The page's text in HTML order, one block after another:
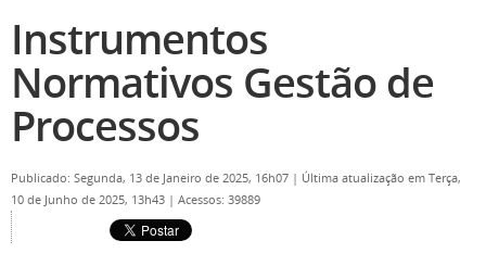
Instrumentos
Normativos Gestão de
Processos
Publicado: Segunda, 13 de Janeiro de 2025, 16h07 | Última atualização em Terça,
10 de Junho de 2025, 13h43 | Acessos: 39889